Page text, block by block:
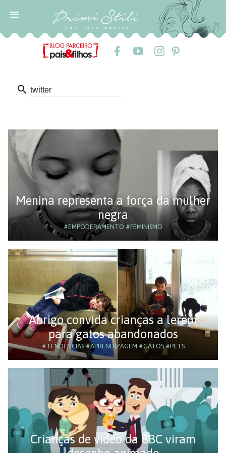

search
Menina representa a força da mulher
negra
#EMPODERAMENTO #FEMINISMO
Abrigo convida crianças a lerem
para gatos abandonados
#TENDÊNCIAS#APRENDIZAGEM #GATOS#PETS
Crianças de vídeo da BBC viram